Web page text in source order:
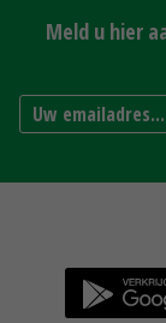
Meld u hier